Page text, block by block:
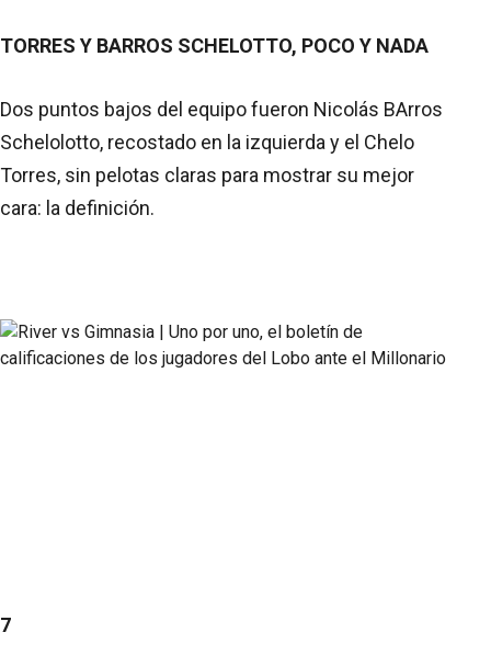
TORRES Y BARROS SCHELOTTO, POCO Y NADA
Dos puntos bajos del equipo fueron Nicolás BArros
Schelolotto, recostado en la izquierda y el Chelo
Torres, sin pelotas claras para mostrar su mejor
cara: la definición.
7